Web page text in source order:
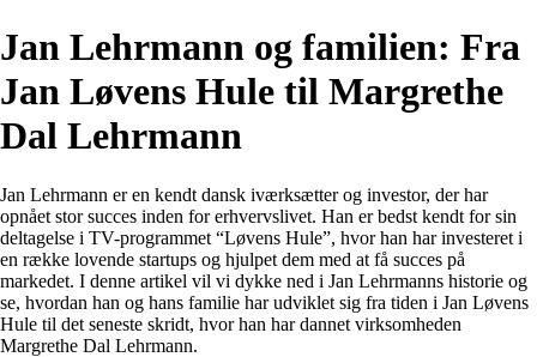
Jan Lehrmann og familien: Fra
Jan Løvens Hule til Margrethe
Dal Lehrmann
Jan Lehrmann er en kendt dansk iværksætter og investor, der har
opnået stor succes inden for erhvervslivet. Han er bedst kendt for sin
deltagelse i TV-programmet “Løvens Hule”, hvor han har investeret i
en række lovende startups og hjulpet dem med at få succes på
markedet. I denne artikel vil vi dykke ned i Jan Lehrmanns historie og
se, hvordan han og hans familie har udviklet sig fra tiden i Jan Løvens
Hule til det seneste skridt, hvor han har dannet virksomheden
Margrethe Dal Lehrmann.